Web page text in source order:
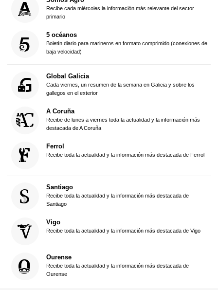
Recibe cada miércoles la información más relevante del sector
primario
5 océanos
Boletín diario para marineros en formato comprimido (conexiones de
baja velocidad)
Global Galicia
Cada viernes, un resumen de la semana en Galicia y sobre los
gallegos en el exterior
A Coruña
Recibe de lunes a viernes toda la actualidad y la información más
destacada de A Coruña
Ferrol
Recibe toda la actualidad y la información más destacada de Ferrol
Santiago
Recibe toda la actualidad y la información más destacada de
Santiago
Vigo
Recibe toda la actualidad y la información más destacada de Vigo
Ourense
Recibe toda la actualidad y la información más destacada de
Ourense